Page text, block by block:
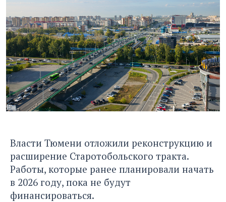
Власти Тюмени отложили реконструкцию и
расширение Старотобольского тракта.
Работы, которые ранее планировали начать
в 2026 году, пока не будут
финансироваться.